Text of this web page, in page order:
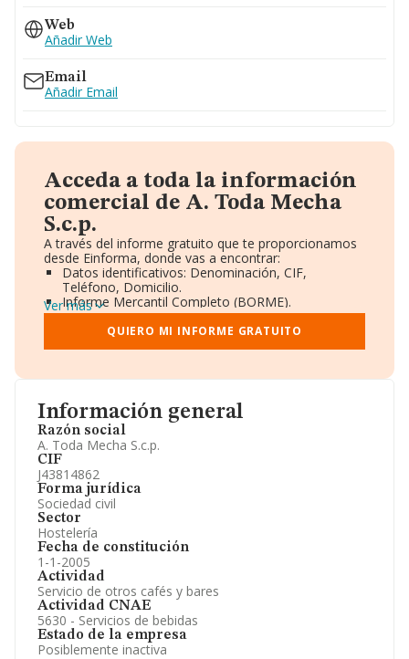
Información general
Razón social
A. Toda Mecha S.c.p.
CIF
J43814862
Forma jurídica
Sociedad civil
Sector
Hostelería
Fecha de constitución
1-1-2005
Actividad
Servicio de otros cafés y bares
Actividad CNAE
5630 - Servicios de bebidas
Estado de la empresa
Posiblemente inactiva
Web
Añadir Web
Email
Añadir Email
Acceda a toda la información
comercial de A. Toda Mecha
S.c.p.
A través del informe gratuito que te proporcionamos
desde Einforma, donde vas a encontrar:
Datos identificativos: Denominación, CIF,
Teléfono, Domicilio.
Informe Mercantil Completo (BORME).
Gráficos de Evolución Ventas y Empleados.
Consejo de Administración y Administradores.
Directivos y Ejecutivos.
Información oficial y registral complementaria.
Ver más
QUIERO MI INFORME GRATUITO